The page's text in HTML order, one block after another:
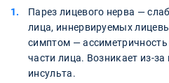
Парез лицевого нерва —
лица, иннервируемых
симптом —
части лица. Возникает из-
инсульта.